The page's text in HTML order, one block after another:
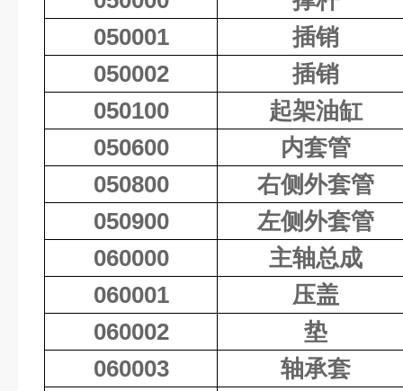
050001
插销
050002
插销
050100
起架油缸
050600
内套管
050800
右侧外套管
050900
左侧外套管
060000
主轴总成
060001
压盖
060002
垫
060003
轴承套